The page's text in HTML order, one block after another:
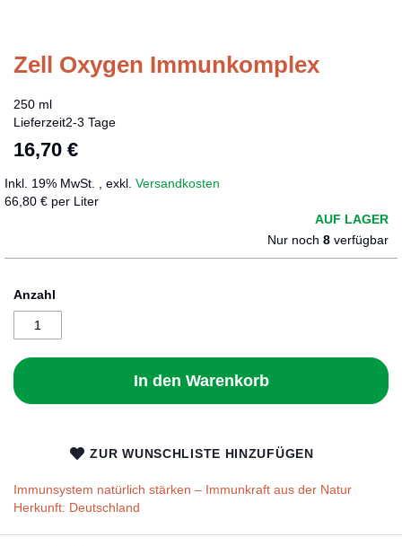
Zell Oxygen Immunkomplex
250 ml
Lieferzeit2-3 Tage
16,70 €
Inkl. 19% MwSt. exkl. Versandkosten
66,80 € per Liter
AUF LAGER
Nur noch 8 verfügbar
Anzahl
In den Warenkorb
ZUR WUNSCHLISTE HINZUFÜGEN
Immunsystem natürlich stärken – Immunkraft aus der Natur
Herkunft: Deutschland
Zum